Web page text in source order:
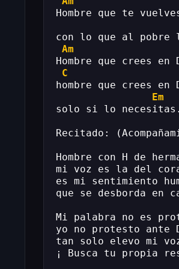
Hombre que te
con lo que al pobre
Am
Hombre que crees en
C
hombre que crees en
Em
solo si lo
Recitado:
Hombre con H de
mi voz es la del
es mi sentimiento
que se desborda en
Mi palabra no es
yo no protesto ante
tan solo elevo mi
¡ Busca tu propia